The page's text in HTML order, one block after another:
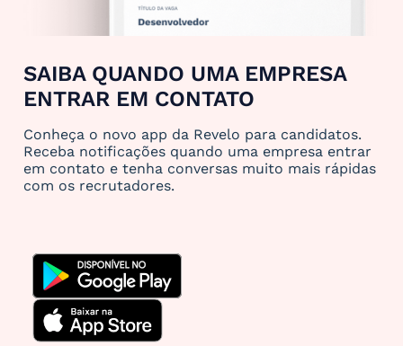
SAIBA QUANDO UMA EMPRESA
ENTRAR EM CONTATO
Conheça o novo app da Revelo para candidatos.
Receba notificações quando uma empresa entrar
em contato e tenha conversas muito mais rápidas
com os recrutadores.